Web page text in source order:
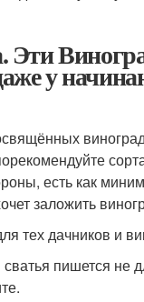
Эти
у
есть как
заложить
тех дачников и
пишется не